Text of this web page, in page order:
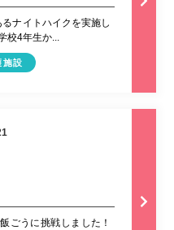
ナイトハイクを実施し
校4年生か...
施設
ごうに挑戦しました！